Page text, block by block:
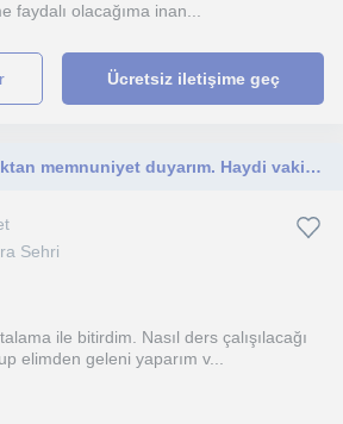
olacağıma inan...
Ücretsiz iletişime geç
Sizlere yardımcı olmaktan memnuniyet duyarım. Haydi vakit kaybetmeden başlayalım.
Sehri
ile bitirdim. Nasıl ders çalışılacağı
elimden geleni yaparım v...